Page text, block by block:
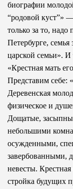
биографии
“родовой куст”»
только за то, надо
Петербурге,
царской семьи».
«Крестная мать
Представим
Деревенская
физическое и
Дощатые,
небольшими
осужденными,
завербованными,
невесты.
стройка будущих